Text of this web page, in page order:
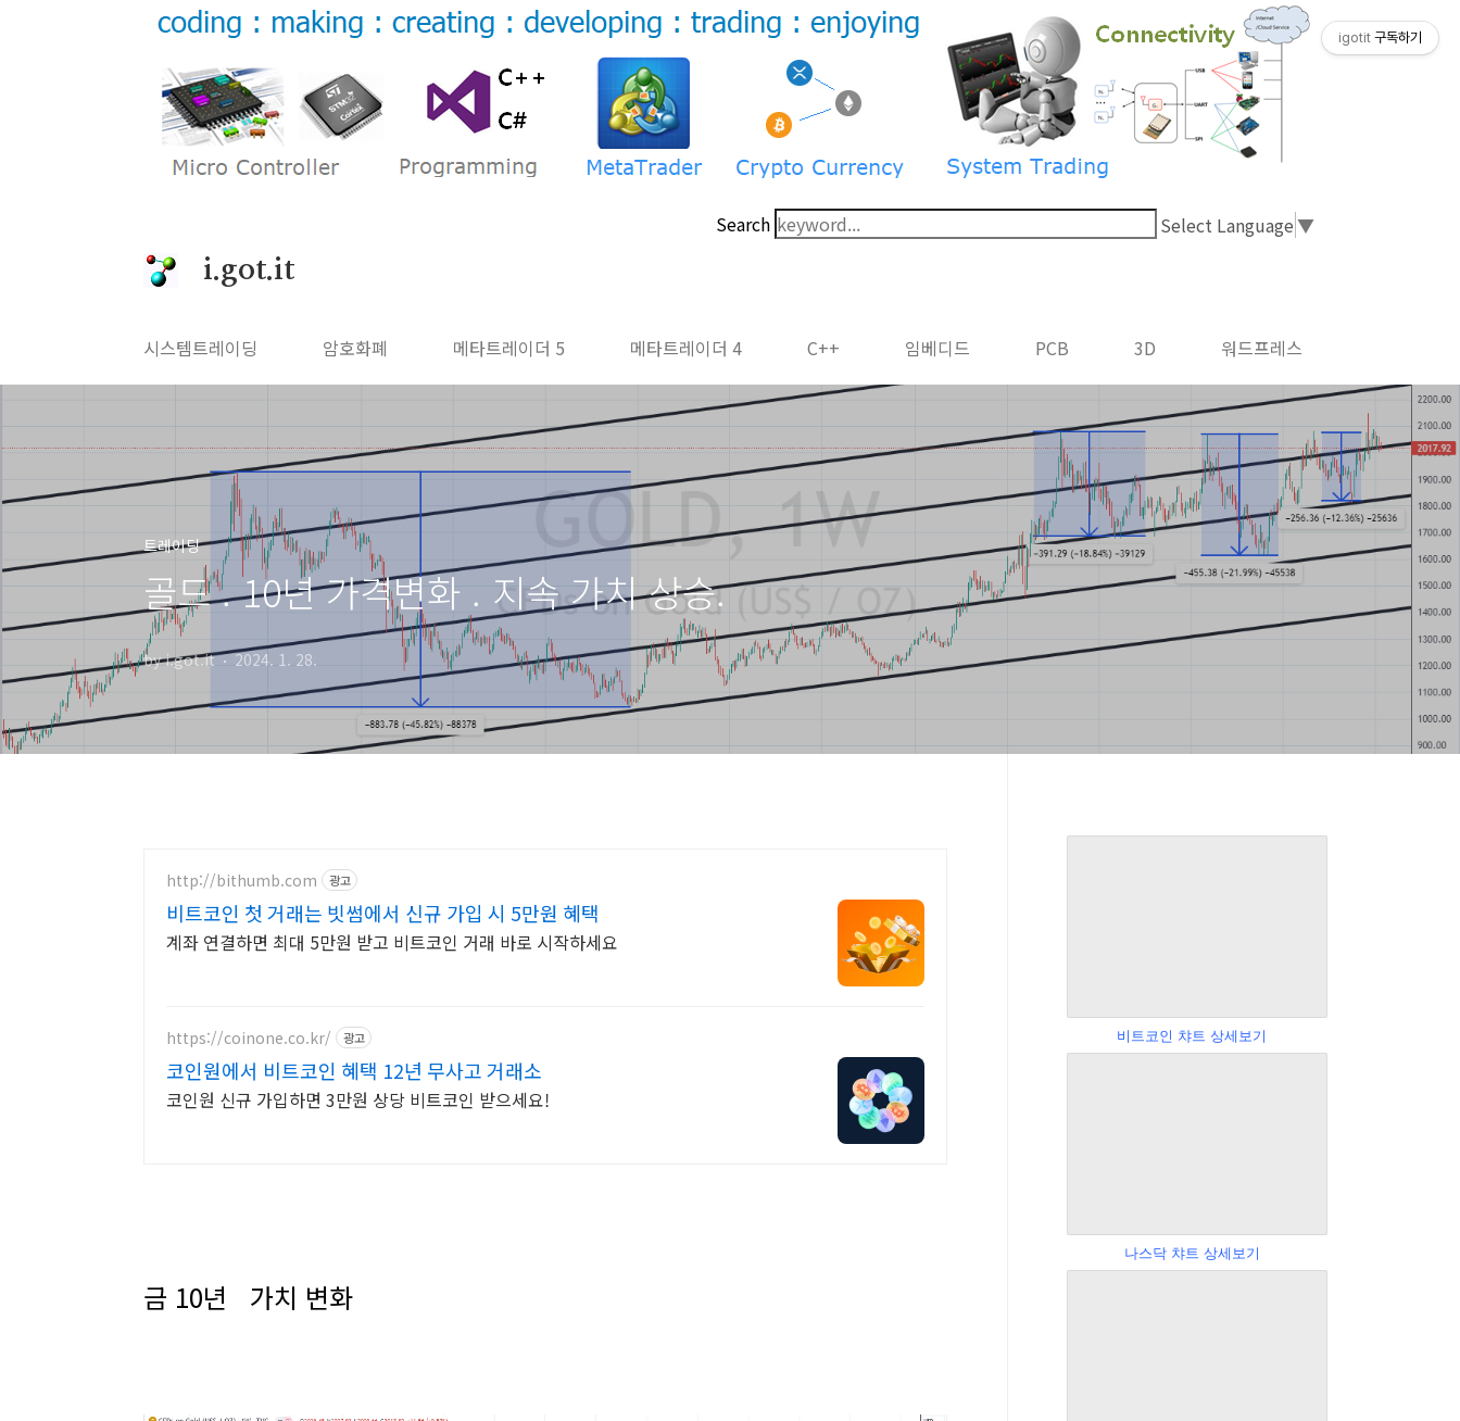
Search Select Language▼
i.got.it
시스템트레이딩 암호화폐 메타트레이더 5 메타트레이더 4 C++ 임베디드 PCB 3D 워드프레스
트레이딩
골드 . 10년 가격변화 . 지속 가치 상승.
by i.got.it 2024. 1. 28.
http://bithumb.com 광고
비트코인 첫 거래는 빗썸에서 신규 가입 시 5만원 혜택
계좌 연결하면 최대 5만원 받고 비트코인 거래 바로 시작하세요
https://coinone.co.kr/ 광고
코인원에서 비트코인 혜택 12년 무사고 거래소
코인원 신규 가입하면 3만원 상당 비트코인 받으세요!
금 10년 가치 변화
비트코인 챠트 상세보기
나스닥 챠트 상세보기
igotit 구독하기